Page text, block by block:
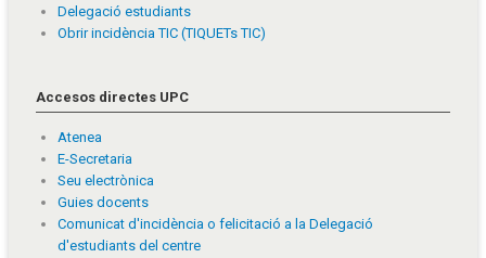
Delegació estudiants
Obrir incidència TIC (TIQUETs TIC)
Accesos directes UPC
Atenea
E-Secretaria
Seu electrònica
Guies docents
Comunicat d'incidència o felicitació a la Delegació
d'estudiants del centre